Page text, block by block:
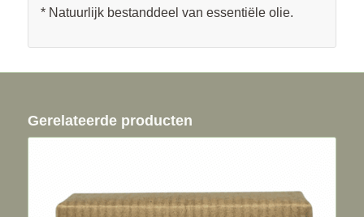
* Natuurlijk bestanddeel van essentiële olie.
Gerelateerde producten